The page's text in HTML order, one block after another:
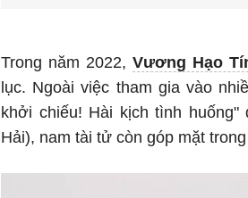
Trong năm 2022,Vương Hạo
lục. Ngoài việc tham gia vào
khởi chiếu! Hài kịch tình
Hải), nam tài tử còn góp mặt